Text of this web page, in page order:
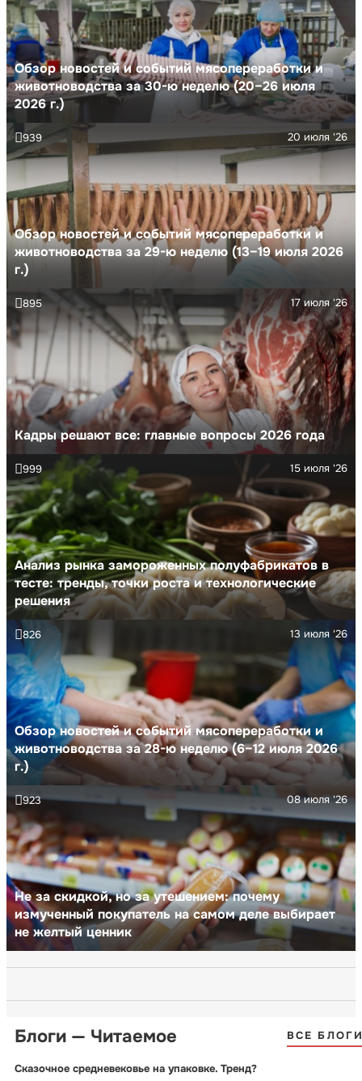
Обзор новостей и событий мясопереработки и
животноводства за 30-ю неделю (20–26 июля
2026 г.)
Обзор новостей и событий мясопереработки и
животноводства за 29-ю неделю (13–19 июля 2026
г.)
20 июля '26
939
Кадры решают все: главные вопросы 2026 года
17 июля '26
895
Анализ рынка замороженных полуфабрикатов в
тесте: тренды, точки роста и технологические
решения
15 июля '26
999
Обзор новостей и событий мясопереработки и
животноводства за 28-ю неделю (6–12 июля 2026
г.)
13 июля '26
826
Не за скидкой, но за утешением: почему
измученный покупатель на самом деле выбирает
не желтый ценник
08 июля '26
923
Блоги — Читаемое ВСЕ
Сказочное средневековье на упаковке. Тренд?